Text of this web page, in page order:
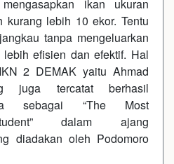
ikan ukuran
kurang lebih 10 ekor. Tentu
tanpa mengeluarkan
efisien dan efektif. Hal
2 DEMAK yaitu Ahmad
juga tercatat berhasil
sebagai “The Most
dalam ajang
diadakan oleh Podomoro